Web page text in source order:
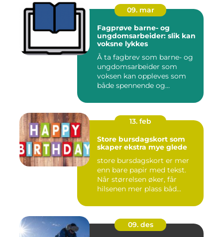
09. mar
Fagprøve barne- og
ungdomsarbeider: slik kan
voksne lykkes
Å ta fagbrev som barne- og
ungdomsarbeider som
voksen kan oppleves som
både spennende og
13. feb
Store bursdagskort som
skaper ekstra mye glede
store bursdagskort er mer
enn bare papir med tekst.
Når størrelsen øker, får
hilsenen mer plass båd...
09. des